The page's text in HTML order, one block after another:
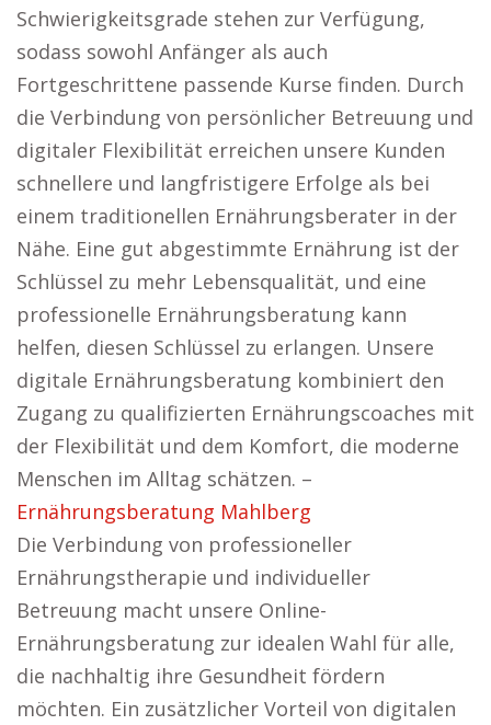
Schwierigkeitsgrade stehen zur Verfügung,
sodass sowohl Anfänger als auch
Fortgeschrittene passende Kurse finden. Durch
die Verbindung von persönlicher Betreuung und
digitaler Flexibilität erreichen unsere Kunden
schnellere und langfristigere Erfolge als bei
einem traditionellen Ernährungsberater in der
Nähe. Eine gut abgestimmte Ernährung ist der
Schlüssel zu mehr Lebensqualität, und eine
professionelle Ernährungsberatung kann
helfen, diesen Schlüssel zu erlangen. Unsere
digitale Ernährungsberatung kombiniert den
Zugang zu qualifizierten Ernährungscoaches mit
der Flexibilität und dem Komfort, die moderne
Menschen im Alltag schätzen. –
Ernährungsberatung Mahlberg
Die Verbindung von professioneller
Ernährungstherapie und individueller
Betreuung macht unsere Online-
Ernährungsberatung zur idealen Wahl für alle,
die nachhaltig ihre Gesundheit fördern
möchten. Ein zusätzlicher Vorteil von digitalen